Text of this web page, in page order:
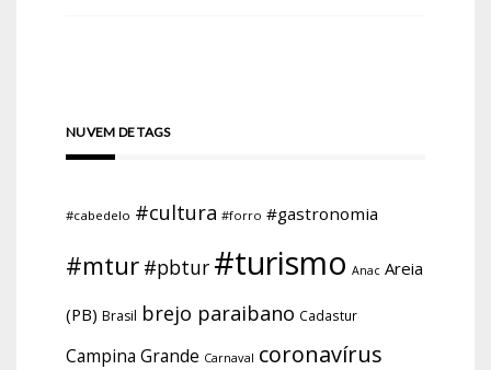
NUVEM DE TAGS
#cabedelo #cultura #forro #gastronomia
#mtur #pbtur #turismo Anac Areia
(PB) Brasil brejo paraibano Cadastur
Campina Grande Carnaval coronavírus